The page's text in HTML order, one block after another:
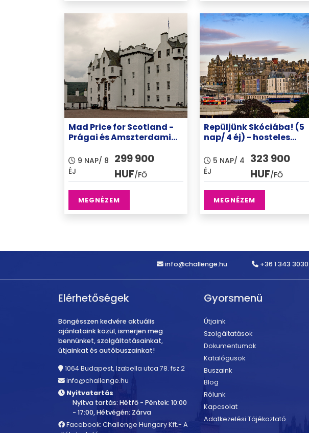
Mad Price for Scotland -
Prágai és Amszterdami
home-os elhelyezéssel
9 NAP/ 8
ÉJ
299 900
HUF/FŐ
MEGNÉZEM
Repüljünk Skóciába! (5
nap/ 4 éj) - hosteles
5 NAP/ 4
ÉJ
323 900
HUF/FŐ
MEGNÉZEM
info@challenge.hu +36 1 343 3030
Elérhetőségek
Böngésszen kedvére aktuális
ajánlataink közül, ismerjen meg
bennünket, szolgáltatásainkat,
útjainkat és autóbuszainkat!
1064 Budapest, Izabella utca 78. fsz.2
info@challenge.hu
Nyitvatartás
Nyitva tartás: Hétfő - Péntek: 10:00
- 17:00, Hétvégén: Zárva
Facebook: Challenge Hungary Kft.- A
Gyorsmenü
Útjaink
Szolgáltatások
Dokumentumok
Katalógusok
Buszaink
Blog
Rólunk
Kapcsolat
Adatkezelési Tájékoztató